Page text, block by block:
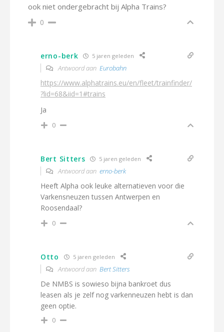
ook niet ondergebracht bij Alpha Trains?
0
erno-berk 5 jaren geleden
Antwoord aan Eurobahn
https://www.alphatrains.eu/en/fleet/trainfinder/
?lid=68&iid=1#trains
Ja
0
Bert Sitters 5 jaren geleden
Antwoord aan erno-berk
Heeft Alpha ook leuke alternatieven voor die
Varkensneuzen tussen Antwerpen en
Roosendaal?
0
Otto 5 jaren geleden
Antwoord aan Bert Sitters
De NMBS is sowieso bijna bankroet dus
leasen als je zelf nog varkenneuzen hebt is dan
geen optie.
0